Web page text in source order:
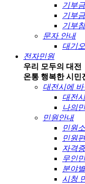
기부
기부
기부
문자 안내
대기
전자민원
우리 모두의 대전
온통 행복한 시민
대전시에
대전
나의
민원안내
민원
민원
자격
무인
분야
시청